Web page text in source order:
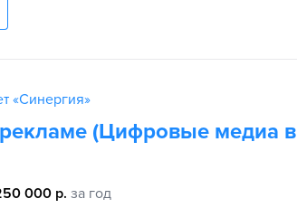
«Синергия»
(Цифровые медиа в
000 р. за год